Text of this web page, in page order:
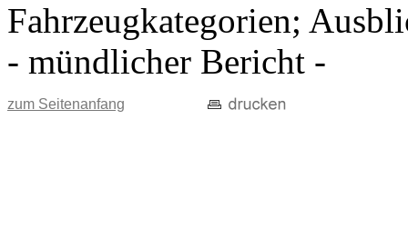
Fahrzeugkategorien;
- mündlicher Bericht -
zum Seitenanfang